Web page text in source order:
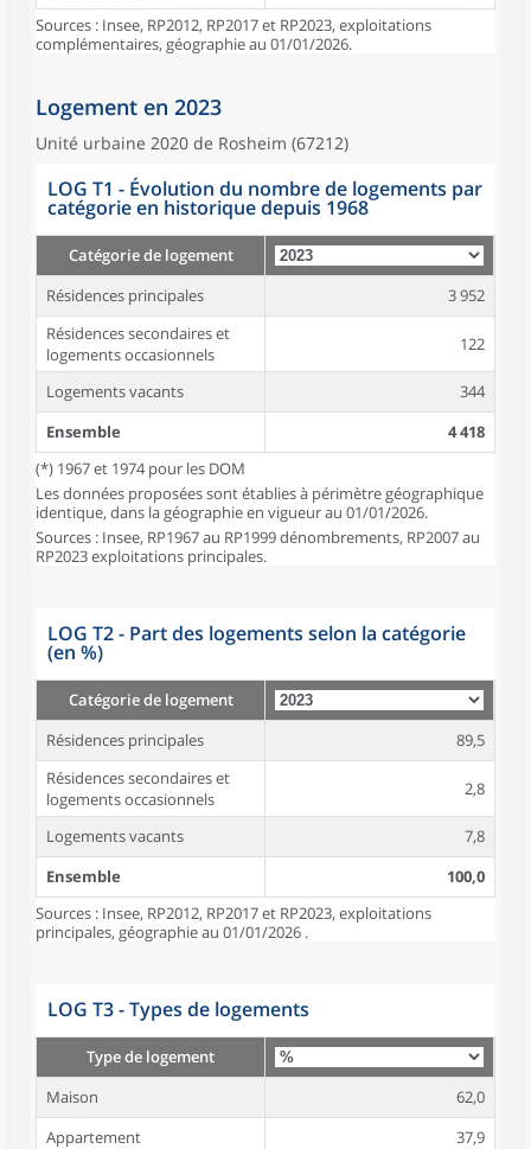
Sources : Insee, RP2012, RP2017 et RP2023, exploitations
complémentaires, géographie au 01/01/2026.
Logement en 2023
Unité urbaine 2020 de Rosheim (67212)
LOG T1 - Évolution du nombre de logements par
catégorie en historique depuis 1968
Catégorie de logement
Résidences principales
3 952
Résidences secondaires et
logements occasionnels
122
Logements vacants
344
Ensemble
4 418
(*) 1967 et 1974 pour les DOM
Les données proposées sont établies à périmètre géographique
identique, dans la géographie en vigueur au 01/01/2026.
Sources : Insee, RP1967 au RP1999 dénombrements, RP2007 au
RP2023 exploitations principales.
LOG T2 - Part des logements selon la catégorie
(en %)
Catégorie de logement
Résidences principales
89,5
Résidences secondaires et
logements occasionnels
2,8
Logements vacants
7,8
Ensemble
100,0
Sources : Insee, RP2012, RP2017 et RP2023, exploitations
principales, géographie au 01/01/2026 .
LOG T3 - Types de logements
Type de logement
Maison
62,0
Appartement
37,9